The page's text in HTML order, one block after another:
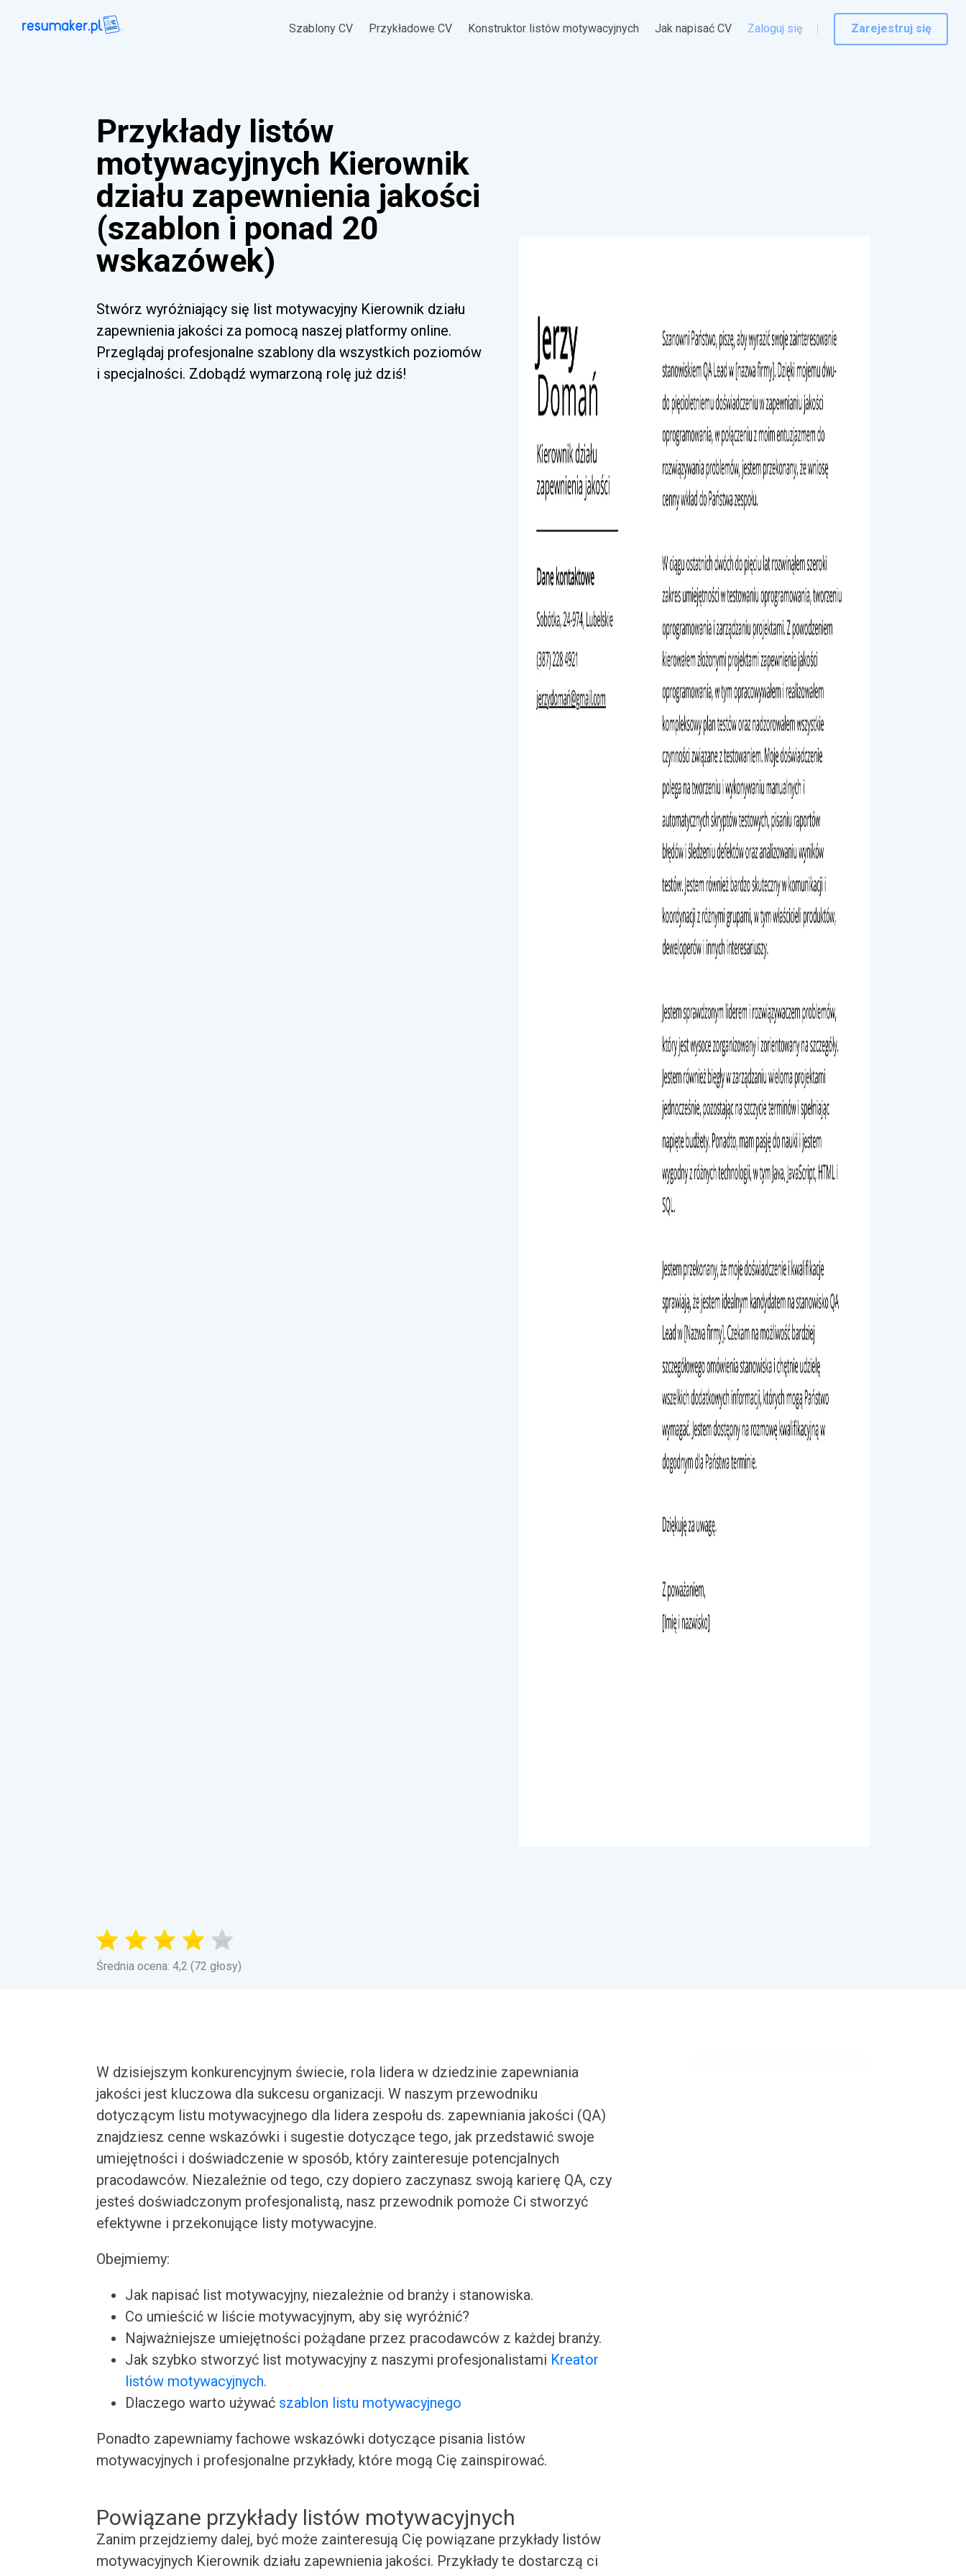
Szablony CV Przykładowe CV Konstruktor listów motywacyjnych Jak napisać CV Zaloguj się Zarejestruj się
Przykłady listów
motywacyjnych Kierownik
działu zapewnienia jakości
(szablon i ponad 20
wskazówek)
Stwórz wyróżniający się list motywacyjny Kierownik działu
zapewnienia jakości za pomocą naszej platformy online.
Przeglądaj profesjonalne szablony dla wszystkich poziomów
i specjalności. Zdobądź wymarzoną rolę już dziś!
Średnia ocena: 4,2 (72 głosy)
W dzisiejszym konkurencyjnym świecie, rola lidera w dziedzinie zapewniania
jakości jest kluczowa dla sukcesu organizacji. W naszym przewodniku
dotyczącym listu motywacyjnego dla lidera zespołu ds. zapewniania jakości (QA)
znajdziesz cenne wskazówki i sugestie dotyczące tego, jak przedstawić swoje
umiejętności i doświadczenie w sposób, który zainteresuje potencjalnych
pracodawców. Niezależnie od tego, czy dopiero zaczynasz swoją karierę QA, czy
jesteś doświadczonym profesjonalistą, nasz przewodnik pomoże Ci stworzyć
efektywne i przekonujące listy motywacyjne.
Obejmiemy:
Jak napisać list motywacyjny, niezależnie od branży i stanowiska.
Co umieścić w liście motywacyjnym, aby się wyróżnić?
Najważniejsze umiejętności pożądane przez pracodawców z każdej branży.
Jak szybko stworzyć list motywacyjny z naszymi profesjonalistami Kreator
listów motywacyjnych.
Dlaczego warto używać szablon listu motywacyjnego
Ponadto zapewniamy fachowe wskazówki dotyczące pisania listów
motywacyjnych i profesjonalne przykłady, które mogą Cię zainspirować.
Powiązane przykłady listów motywacyjnych
Zanim przejdziemy dalej, być może zainteresują Cię powiązane przykłady listów
motywacyjnych Kierownik działu zapewnienia jakości. Przykłady te dostarczą ci